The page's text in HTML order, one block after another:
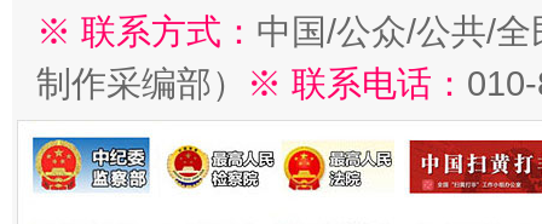
※ 联系方式： 中国/公众/公共/
制作采编部）
※ 联系电话：